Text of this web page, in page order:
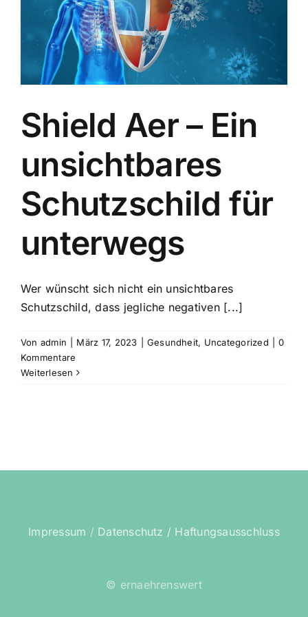
Shield Aer – Ein
unsichtbares
Schutzschild für
unterwegs
Wer wünscht sich nicht ein unsichtbares
Schutzschild, dass jegliche negativen [...]
Von admin März 17, 2023 Gesundheit, Uncategorized
0
Kommentare
Weiterlesen
Impressum / Datenschutz / Haftungsausschluss
© ernaehrenswert